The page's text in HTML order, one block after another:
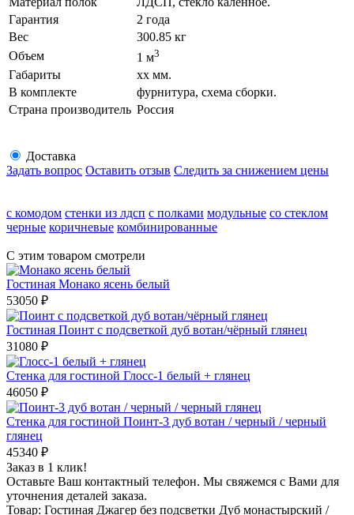
Гарантия
2 года
Вес
300.85 кг
Объем
1 м3
Габариты
хх мм.
В комплекте
фурнитура, схема сборки.
Страна производитель Россия
Доставка
Задать вопрос Оставить отзыв Следить за снижением цены
с комодом стенки из лдсп с полками модульные со стеклом
черные коричневые комбинированные
С этим товаром смотрели
Гостиная Монако ясень белый
53050 ₽
Гостиная Поинт с подсветкой дуб вотан/чёрный глянец
31080 ₽
Стенка для гостиной Глосс-1 белый + глянец
46050 ₽
Стенка для гостиной Поинт-3 дуб вотан / черный / черный
глянец
45340 ₽
Заказ в 1 клик!
Оставьте Ваш контактный телефон. Мы свяжемся с Вами для
уточнения деталей заказа.
Товар: Гостиная Джагер без подсветки Дуб монастырский /